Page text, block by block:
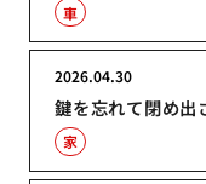
車
鍵を忘れて閉め出
2026.04.30
家